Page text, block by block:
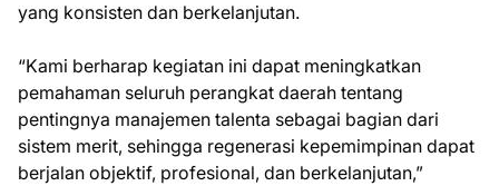
yang konsisten dan berkelanjutan.
“Kami berharap kegiatan ini dapat meningkatkan
pemahaman seluruh perangkat daerah tentang
pentingnya manajemen talenta sebagai bagian dari
sistem merit, sehingga regenerasi kepemimpinan dapat
berjalan objektif, profesional, dan berkelanjutan,”